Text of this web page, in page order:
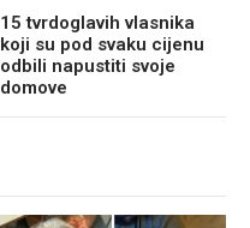
15 tvrdoglavih vlasnika
koji su pod svaku cijenu
odbili napustiti svoje
domove